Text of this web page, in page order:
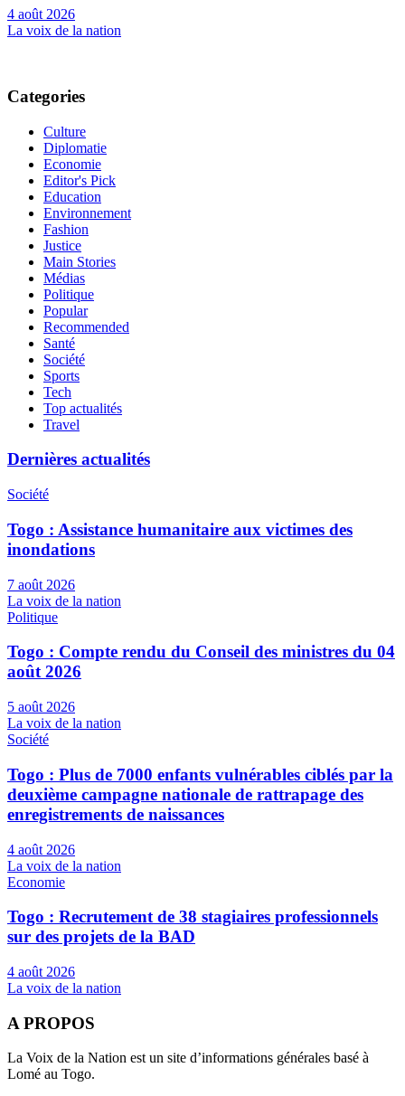
4 août 2026
La voix de la nation
Categories
Culture
Diplomatie
Economie
Editor's Pick
Education
Environnement
Fashion
Justice
Main Stories
Médias
Politique
Popular
Recommended
Santé
Société
Sports
Tech
Top actualités
Travel
Dernières actualités
Société
Togo : Assistance humanitaire aux victimes des
inondations
7 août 2026
La voix de la nation
Politique
Togo : Compte rendu du Conseil des ministres du 04
août 2026
5 août 2026
La voix de la nation
Société
Togo : Plus de 7000 enfants vulnérables ciblés par la
deuxième campagne nationale de rattrapage des
enregistrements de naissances
4 août 2026
La voix de la nation
Economie
Togo : Recrutement de 38 stagiaires professionnels
sur des projets de la BAD
4 août 2026
La voix de la nation
A PROPOS
La Voix de la Nation est un site d’informations générales basé à
Lomé au Togo.